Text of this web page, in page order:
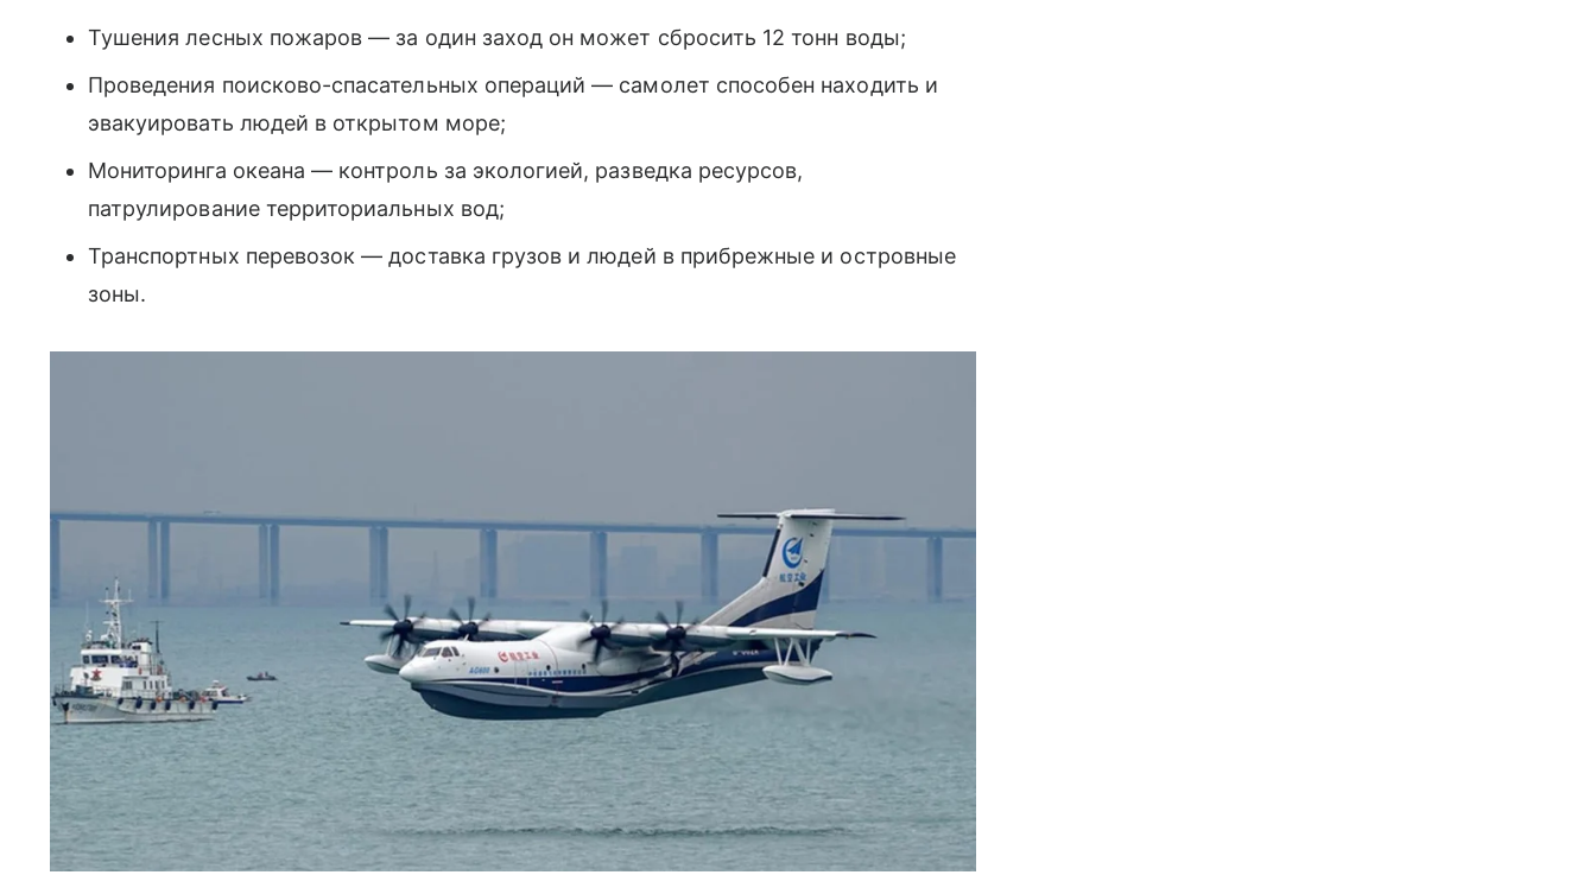
Тушения лесных пожаров — за один заход он может сбросить 12 тонн воды;
Проведения поисково-спасательных операций — самолет способен находить и
эвакуировать людей в открытом море;
Мониторинга океана — контроль за экологией, разведка ресурсов,
патрулирование территориальных вод;
Транспортных перевозок — доставка грузов и людей в прибрежные и островные
зоны.